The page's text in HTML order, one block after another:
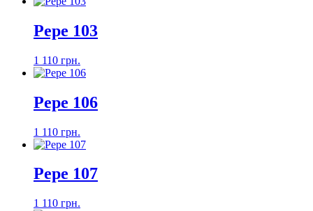
Pepe 103
1 110 грн.
Pepe 106
1 110 грн.
Pepe 107
1 110 грн.